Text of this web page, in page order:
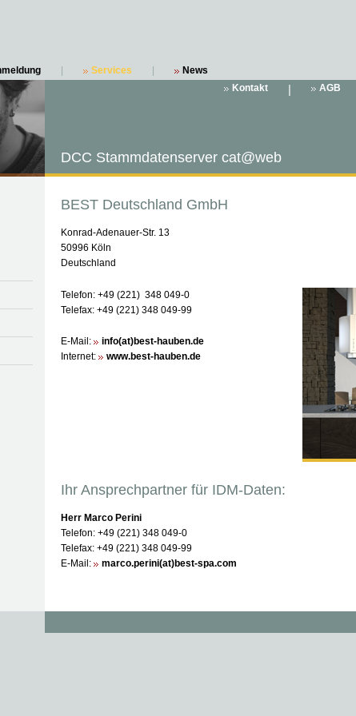
Services News
Kontakt | AGB
DCC Stammdatenserver cat@web
BEST Deutschland GmbH
Konrad-Adenauer-Str. 13
50996 Köln
Deutschland
Telefon: +49 (221) 348 049-0
Telefax: +49 (221) 348 049-99
E-Mail:
info(at)best-hauben.de
Internet:
www.best-hauben.de
Ihr Ansprechpartner für IDM-Daten:
Herr Marco Perini
Telefon: +49 (221) 348 049-0
Telefax: +49 (221) 348 049-99
E-Mail:
marco.perini(at)best-spa.com